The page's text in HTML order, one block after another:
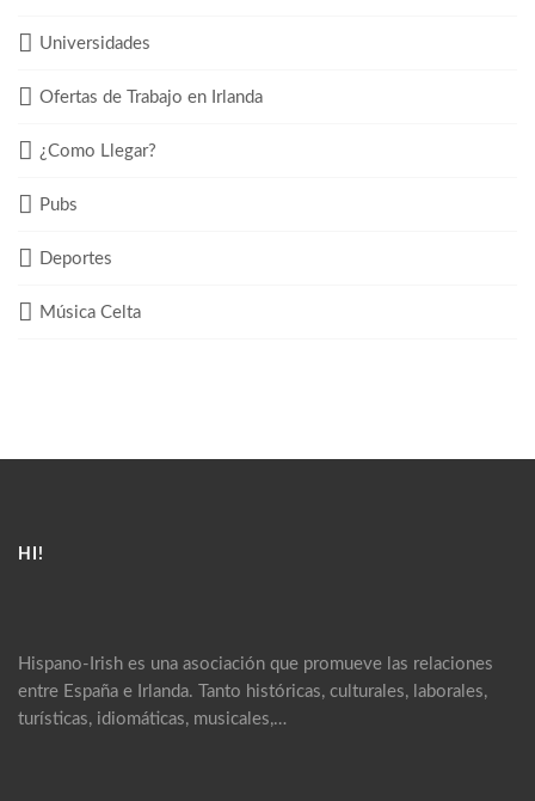
Universidades
Ofertas de Trabajo en Irlanda
¿Como Llegar?
Pubs
Deportes
Música Celta
HI!
Hispano-Irish es una asociación que promueve las relaciones
entre España e Irlanda. Tanto históricas, culturales, laborales,
turísticas, idiomáticas, musicales,…